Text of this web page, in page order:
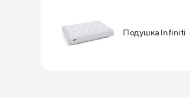
Подушка Infiniti